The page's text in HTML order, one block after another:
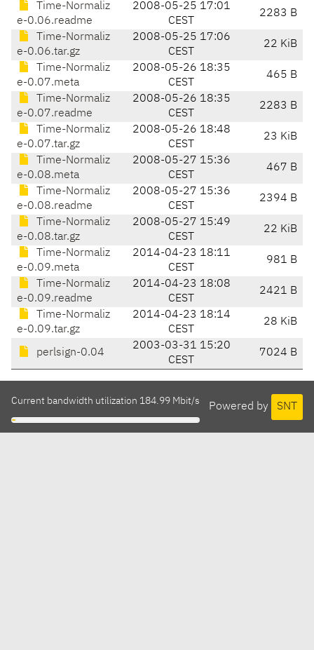
Time-Normaliz
e-0.06.readme
2008-05-25 17:01
CEST
2283 B
Time-Normaliz
e-0.06.tar.gz
2008-05-25 17:06
CEST
22 KiB
Time-Normaliz
e-0.07.meta
2008-05-26 18:35
CEST
465 B
Time-Normaliz
e-0.07.readme
2008-05-26 18:35
CEST
2283 B
Time-Normaliz
e-0.07.tar.gz
2008-05-26 18:48
CEST
23 KiB
Time-Normaliz
e-0.08.meta
2008-05-27 15:36
CEST
467 B
Time-Normaliz
e-0.08.readme
2008-05-27 15:36
CEST
2394 B
Time-Normaliz
e-0.08.tar.gz
2008-05-27 15:49
CEST
22 KiB
Time-Normaliz
e-0.09.meta
2014-04-23 18:11
CEST
981 B
Time-Normaliz
e-0.09.readme
2014-04-23 18:08
CEST
2421 B
Time-Normaliz
e-0.09.tar.gz
2014-04-23 18:14
CEST
28 KiB
perlsign-0.04
2003-03-31 15:20
CEST
7024 B
Powered by SNT
Current bandwidth utilization 184.99 Mbit/s